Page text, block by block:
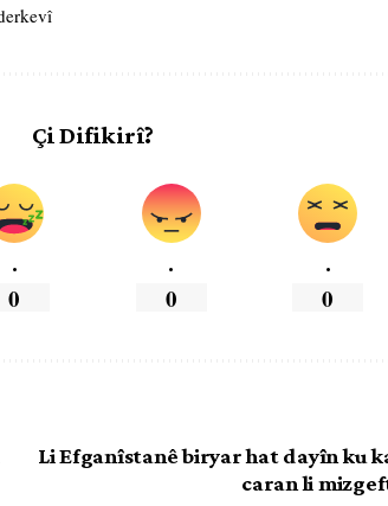
Çi Difikirî?
.
0
.
0
.
0
Li Efganîstanê biryar hat dayîn ku
caran li